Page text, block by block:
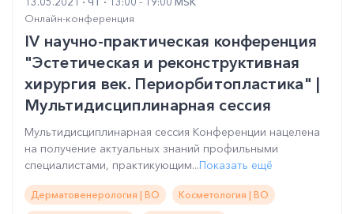
Онлайн-конференция
IV научно-практическая конференция
"Эстетическая и реконструктивная
хирургия век. Периорбитопластика" |
Мультидисциплинарная сессия
Мультидисциплинарная сессия Конференции нацелена
на получение актуальных знаний профильными
специалистами, практикующим...Показать ещё
Дерматовенерология | ВО Косметология | ВО